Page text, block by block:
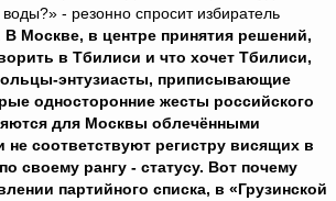
- резонно спросит избиратель
В Москве, в центре принятия решений,
в Тбилиси и что хочет Тбилиси,
энтузиасты, приписывающие
односторонние жесты российского
для Москвы облечёнными
соответствуют регистру висящих в
своему рангу - статусу. Вот почему
партийного списка, в «Грузинской